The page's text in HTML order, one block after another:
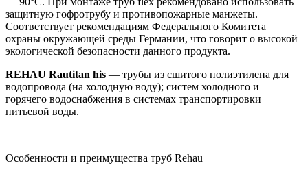
защитную гофротрубу и противопожарные манжеты.
Cоответствует рекомендациям Федерального Комитета
охраны окружающей среды Германии, что говорит о высокой
экологической безопасности данного продукта.
REHAU Rautitan his — трубы из сшитого полиэтилена для
водопровода (на холодную воду); систем холодного и
горячего водоснабжения в системах транспортировки
питьевой воды.
Особенности и преимущества труб Rehau